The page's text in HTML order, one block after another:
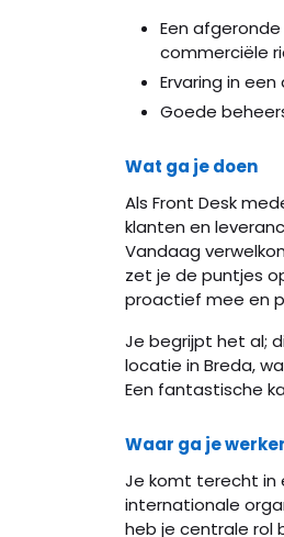
Een
commerciële
Ervaring in
Goede
Wat ga je doen
Als Front Desk
klanten en
Vandaag
zet je de puntjes
proactief mee en
Je begrijpt het al;
locatie in Breda,
Een fantastische
Waar ga je
Je komt terecht in
internationale
heb je centrale rol